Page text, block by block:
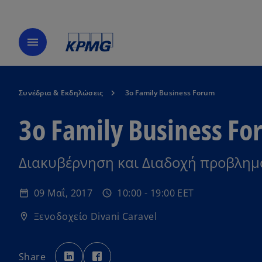
menu
Συνέδρια & Εκδηλώσεις 3ο Family Business Forum
3ο Family Business
Διακυβέρνηση και Διαδοχή
date_range 09 Μαΐ, 2017 schedule 10:00 - 19:00 EET
location_on Ξενοδοχείο Divani Caravel
Share
o
p
e
p
e